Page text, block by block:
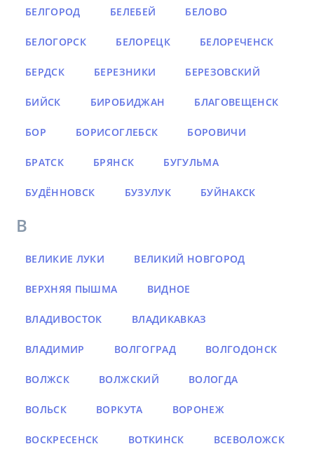
БЕЛГОРОД БЕЛЕБЕЙ БЕЛОВО
БЕЛОГОРСК БЕЛОРЕЦК БЕЛОРЕЧЕНСК
БЕРДСК БЕРЕЗНИКИ БЕРЕЗОВСКИЙ
БИЙСК БИРОБИДЖАН БЛАГОВЕЩЕНСК
БОР БОРИСОГЛЕБСК БОРОВИЧИ
БРАТСК БРЯНСК БУГУЛЬМА
БУДЁННОВСК БУЗУЛУК БУЙНАКСК
В
ВЕЛИКИЕ ЛУКИ ВЕЛИКИЙ НОВГОРОД
ВЕРХНЯЯ ПЫШМА ВИДНОЕ
ВЛАДИВОСТОК ВЛАДИКАВКАЗ
ВЛАДИМИР ВОЛГОГРАД ВОЛГОДОНСК
ВОЛЖСК ВОЛЖСКИЙ ВОЛОГДА
ВОЛЬСК ВОРКУТА ВОРОНЕЖ
ВОСКРЕСЕНСК ВОТКИНСК ВСЕВОЛОЖСК